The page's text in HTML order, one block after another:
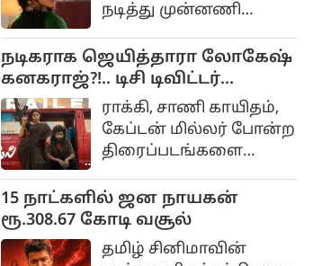
நடித்து முன்னணி
மாறியிருப்பவர் ஸ்ரீலீலா.
பாலையா நடித்து சூப்பர்
ஹிட் அடித்த பகவந்த்
கேசரி படத்தில் ஸ்ரீலீலா
நடித்த வேடத்தில்தான்
தமிழில் மமிதா பைஜூ
நடித்திருந்தார்.
நடிகராக ஜெயித்தாரா லோகேஷ்
கனகராஜ்?!.. டிசி டிவிட்டர்
விமர்சனம்...ராக்கி, சாணி காயிதம்,
கேப்டன் மில்லர் போன்ற
திரைப்படங்களை
மாதேஸ்வரன்
இயக்கத்தில்
உருவாகியிருக்கும்
திரைப்படம்தான் டிசி.
15 நாட்களில் ஜன நாயகன்
ரூ.308.67 கோடி வசூல்
தமிழ் சினிமாவின்